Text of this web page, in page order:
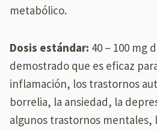
metabólico.
Dosis estándar: 40 – 100 mg
demostrado que es eficaz
inflamación, los trastornos
borrelia, la ansiedad, la
algunos trastornos mentales,